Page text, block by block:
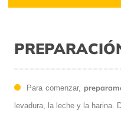
Para comenzar,
levadura, la leche y la harina.